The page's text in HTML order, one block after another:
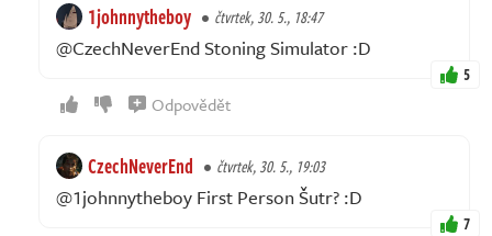
1johnnytheboy čtvrtek, 30. 5., 18:47
@CzechNeverEnd Stoning Simulator :D
5
Odpovědět
CzechNeverEnd čtvrtek, 30. 5., 19:03
@1johnnytheboy First Person Šutr? :D
7